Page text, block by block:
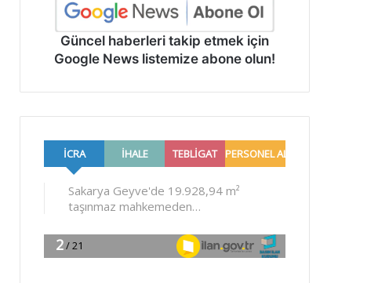
Güncel haberleri takip etmek için
Google News listemize abone olun!